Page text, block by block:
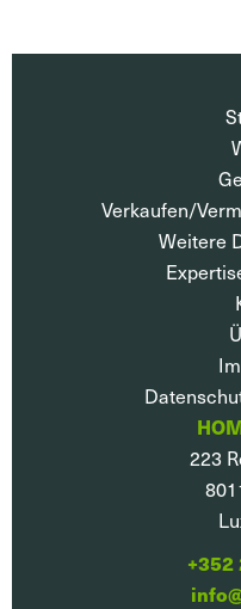
Verkaufen/
Weitere
223
+352